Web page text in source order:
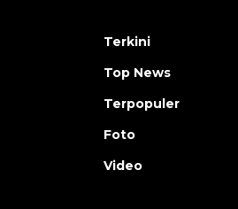
Terkini
Top News
Terpopuler
Foto
Video